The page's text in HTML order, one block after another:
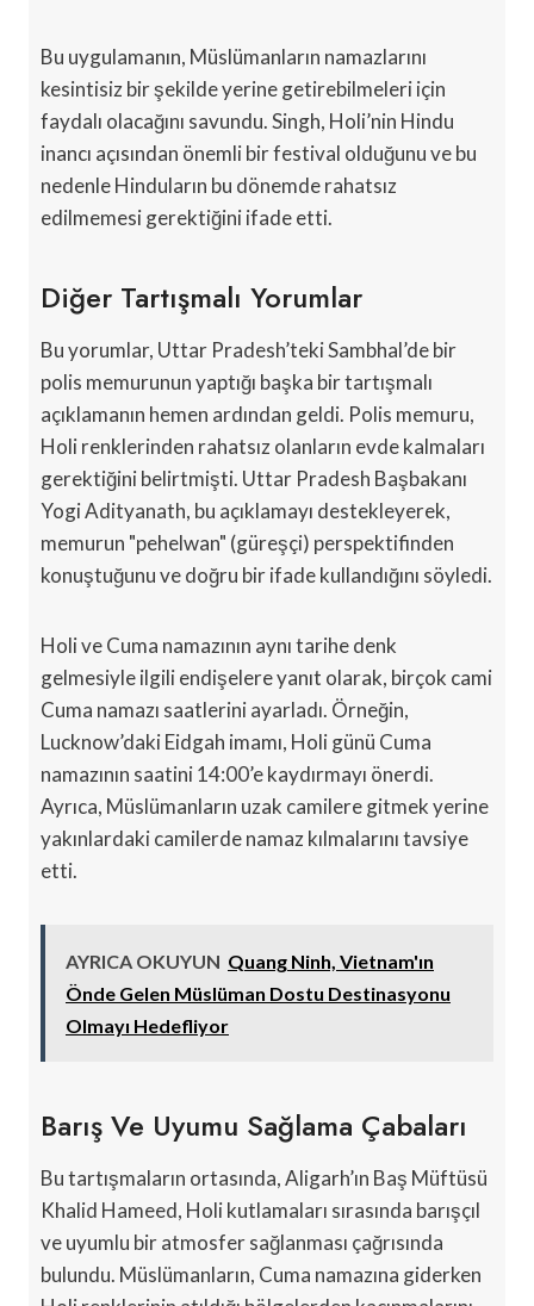
Bu uygulamanın, Müslümanların namazlarını
kesintisiz bir şekilde yerine getirebilmeleri için
faydalı olacağını savundu. Singh, Holi’nin Hindu
inancı açısından önemli bir festival olduğunu ve bu
nedenle Hinduların bu dönemde rahatsız
edilmemesi gerektiğini ifade etti.
Diğer Tartışmalı Yorumlar
Bu yorumlar, Uttar Pradesh’teki Sambhal’de bir
polis memurunun yaptığı başka bir tartışmalı
açıklamanın hemen ardından geldi. Polis memuru,
Holi renklerinden rahatsız olanların evde kalmaları
gerektiğini belirtmişti. Uttar Pradesh Başbakanı
Yogi Adityanath, bu açıklamayı destekleyerek,
memurun "pehelwan" (güreşçi) perspektifinden
konuştuğunu ve doğru bir ifade kullandığını söyledi.
Holi ve Cuma namazının aynı tarihe denk
gelmesiyle ilgili endişelere yanıt olarak, birçok cami
Cuma namazı saatlerini ayarladı. Örneğin,
Lucknow’daki Eidgah imamı, Holi günü Cuma
namazının saatini 14:00’e kaydırmayı önerdi.
Ayrıca, Müslümanların uzak camilere gitmek yerine
yakınlardaki camilerde namaz kılmalarını tavsiye
etti.
AYRICA OKUYUN Quang Ninh, Vietnam'ın
Önde Gelen Müslüman Dostu Destinasyonu
Olmayı Hedefliyor
Barış Ve Uyumu Sağlama Çabaları
Bu tartışmaların ortasında, Aligarh’ın Baş Müftüsü
Khalid Hameed, Holi kutlamaları sırasında barışçıl
ve uyumlu bir atmosfer sağlanması çağrısında
bulundu. Müslümanların, Cuma namazına giderken